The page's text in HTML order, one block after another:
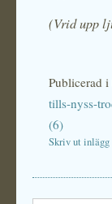
(Vrid upp
Publicerad i
tills-nyss-
(6)
Skriv ut inlägg